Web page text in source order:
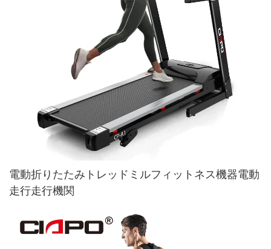
電動折りたたみトレッドミルフィットネス機器電動
走行走行機関